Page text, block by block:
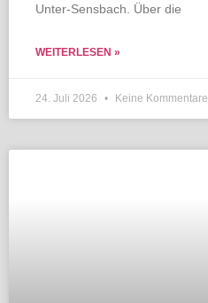
Unter-Sensbach. Über die
WEITERLESEN »
24. Juli 2026 Keine Kommentare